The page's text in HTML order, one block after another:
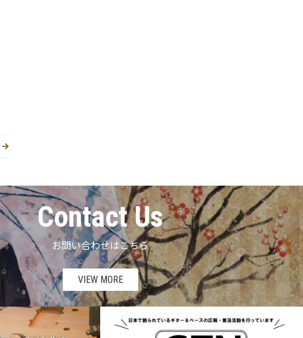
Contact Us
お問い合わせはこちら
VIEW MORE